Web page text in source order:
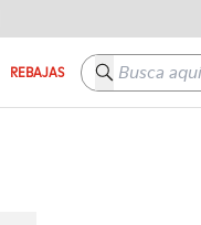
REBAJAS Busca aquí